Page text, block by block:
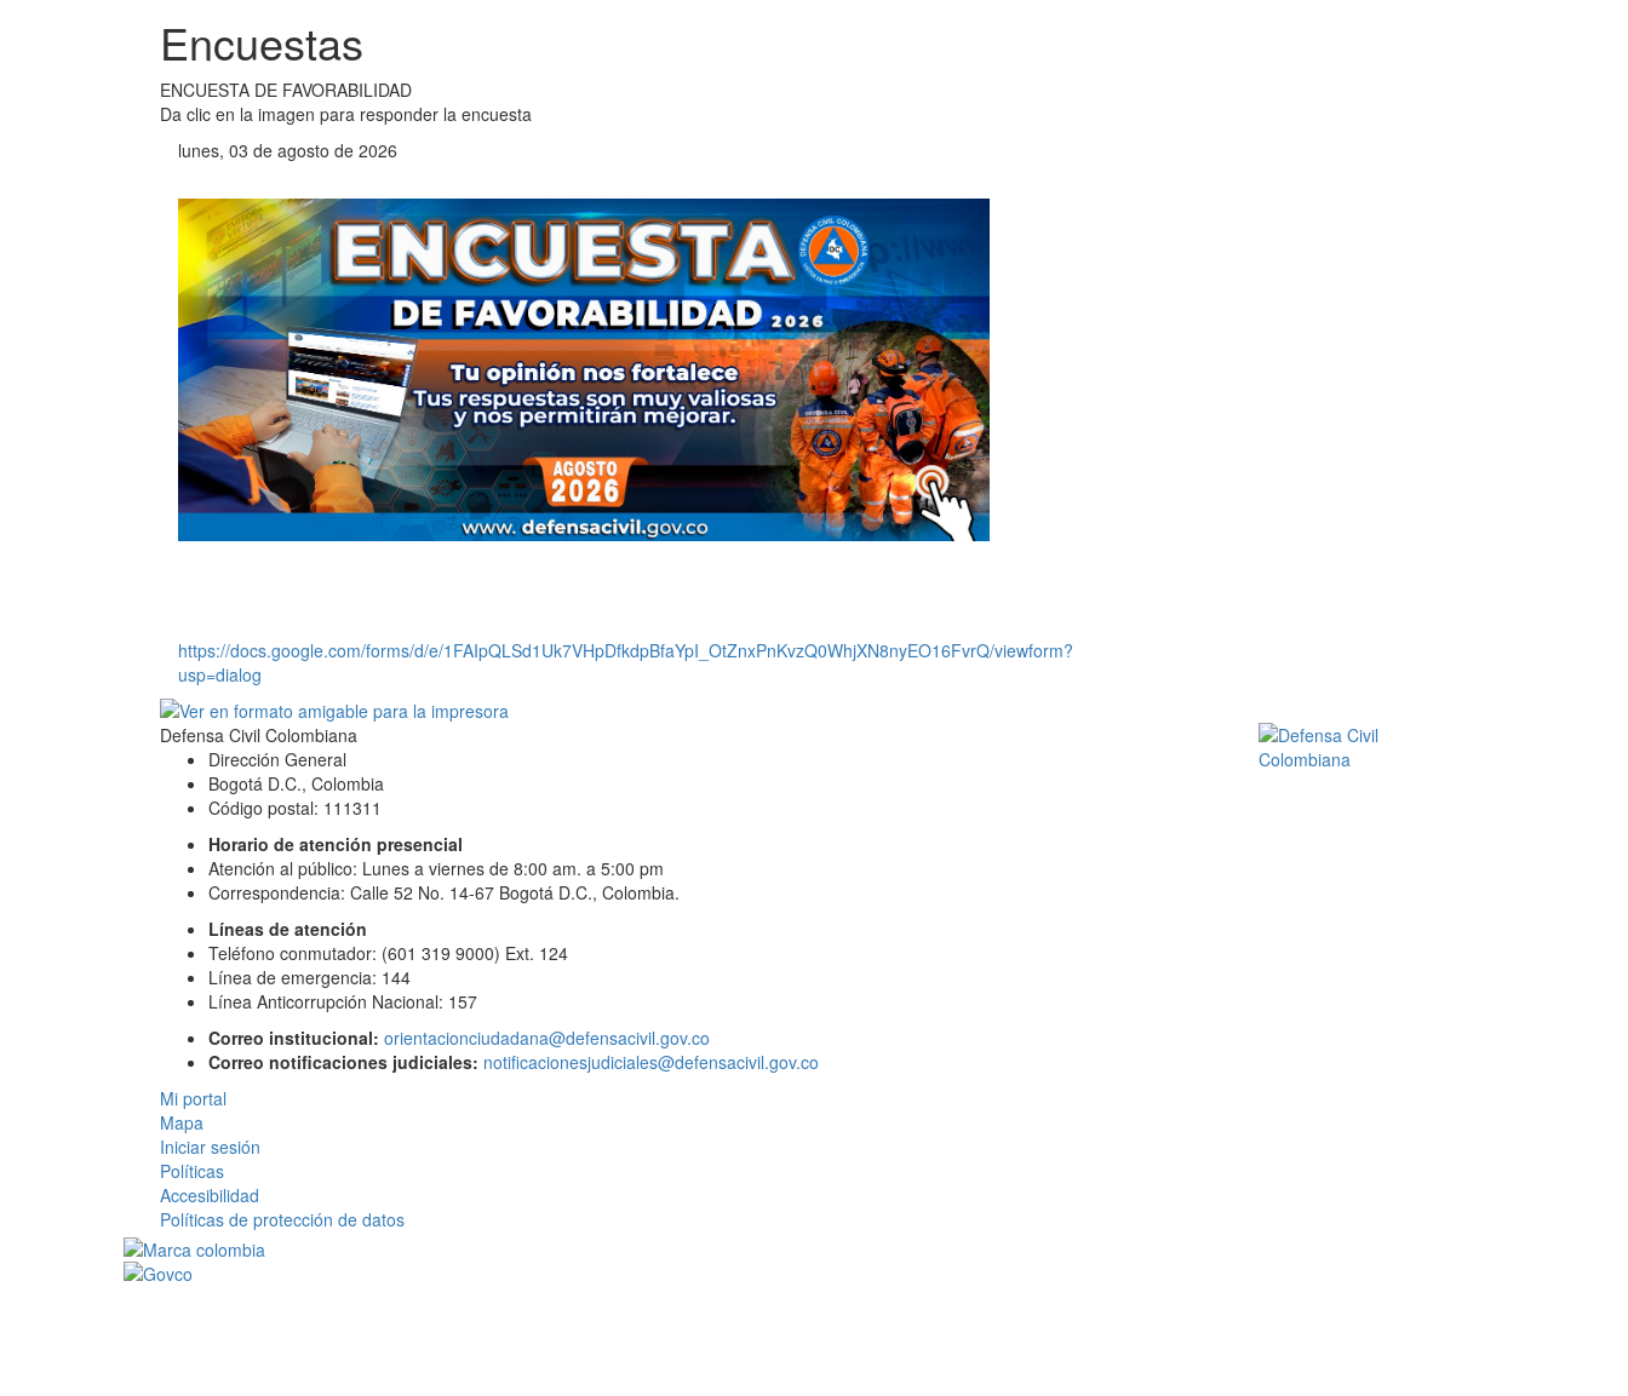
Encuestas
ENCUESTA DE FAVORABILIDAD
Da clic en la imagen para responder la encuesta
lunes, 03 de agosto de 2026
https://docs.google.com/forms/d/e/1FAIpQLSd1Uk7VHpDfkdpBfaYpI_OtZnxPnKvzQ0WhjXN8nyEO16FvrQ/viewform?
usp=dialog
Defensa Civil Colombiana
Dirección General
Bogotá D.C., Colombia
Código postal: 111311
Horario de atención presencial
Atención al público: Lunes a viernes de 8:00 am. a 5:00 pm
Correspondencia: Calle 52 No. 14-67 Bogotá D.C., Colombia.
Líneas de atención
Teléfono conmutador: (601 319 9000) Ext. 124
Línea de emergencia: 144
Línea Anticorrupción Nacional: 157
Correo institucional: orientacionciudadana@defensacivil.gov.co
Correo notificaciones judiciales: notificacionesjudiciales@defensacivil.gov.co
Mi portal
Mapa
Iniciar sesión
Políticas
Accesibilidad
Políticas de protección de datos